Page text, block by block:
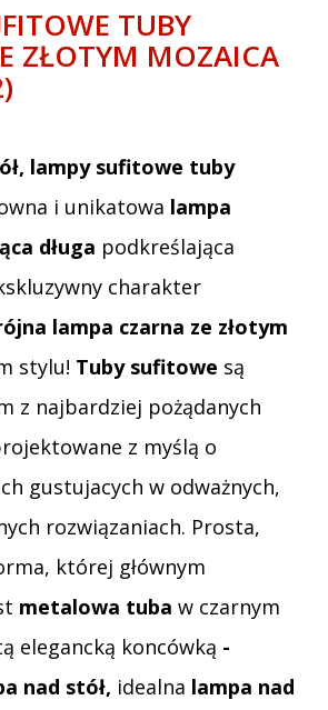
TUBY
ZŁOTYM MOZAICA
lampy sufitowe tuby
i unikatowa lampa
długa podkreślająca
charakter
lampa czarna ze złotym
stylu! Tuby sufitowe są
z najbardziej pożądanych
z myślą o
gustujacych w odważnych,
rozwiązaniach. Prosta,
której głównym
metalowa tuba w czarnym
elegancką koncówką -
nad stół, idealna lampa nad